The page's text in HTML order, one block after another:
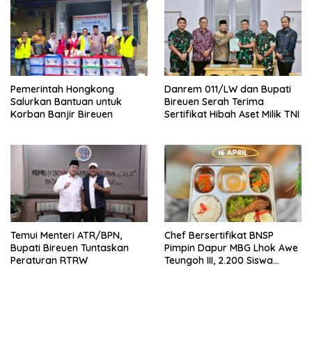
Pemerintah Hongkong
Salurkan Bantuan untuk
Korban Banjir Bireuen
Danrem 011/LW dan Bupati
Bireuen Serah Terima
Sertifikat Hibah Aset Milik TNI
Temui Menteri ATR/BPN,
Bupati Bireuen Tuntaskan
Peraturan RTRW
Chef Bersertifikat BNSP
Pimpin Dapur MBG Lhok Awe
Teungoh III, 2.200 Siswa